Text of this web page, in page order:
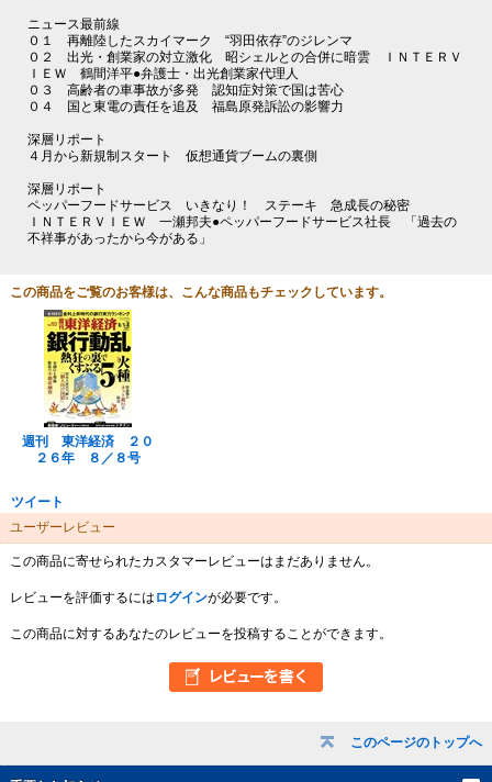
このページのトップへ
ニュース最前線
０１ 再離陸したスカイマーク “羽田依存”のジレンマ
０２ 出光・創業家の対立激化 昭シェルとの合併に暗雲 ＩＮＴＥＲＶ
ＩＥＷ 鶴間洋平●弁護士・出光創業家代理人
０３ 高齢者の車事故が多発 認知症対策で国は苦心
０４ 国と東電の責任を追及 福島原発訴訟の影響力
深層リポート
４月から新規制スタート 仮想通貨ブームの裏側
深層リポート
ペッパーフードサービス いきなり！ ステーキ 急成長の秘密
ＩＮＴＥＲＶＩＥＷ 一瀬邦夫●ペッパーフードサービス社長 「過去の
不祥事があったから今がある」
この商品をご覧のお客様は、こんな商品もチェックしています。
週刊 東洋経済 ２０
２６年 ８／８号
ツイート
ユーザーレビュー
この商品に寄せられたカスタマーレビューはまだありません。
レビューを評価するには ログインが必要です。
この商品に対するあなたのレビューを投稿することができます。